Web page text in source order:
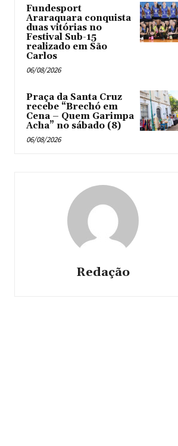
Fundesport
Araraquara conquista
duas vitórias no
Festival Sub-15
realizado em São
Carlos
06/08/2026
Praça da Santa Cruz
recebe “Brechó em
Cena – Quem Garimpa
Acha” no sábado (8)
06/08/2026
Redação